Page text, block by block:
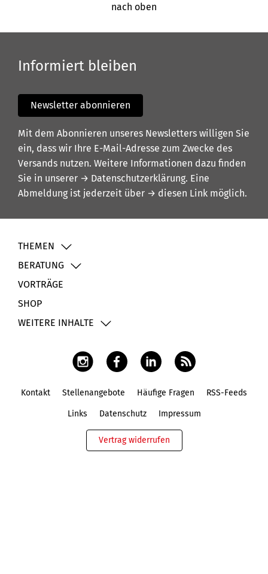
nach oben
Informiert bleiben
Newsletter abonnieren
Mit dem Abonnieren unseres Newsletters willigen Sie
ein, dass wir Ihre E-Mail-Adresse zum Zwecke des
Versands nutzen. Weitere Informationen dazu finden
Sie in unserer → Datenschutzerklärung. Eine
Abmeldung ist jederzeit über → diesen Link möglich.
THEMEN
BERATUNG
VORTRÄGE
SHOP
WEITERE INHALTE
Kontakt Stellenangebote Häufige Fragen RSS-Feeds
Links Datenschutz Impressum
Vertrag widerrufen